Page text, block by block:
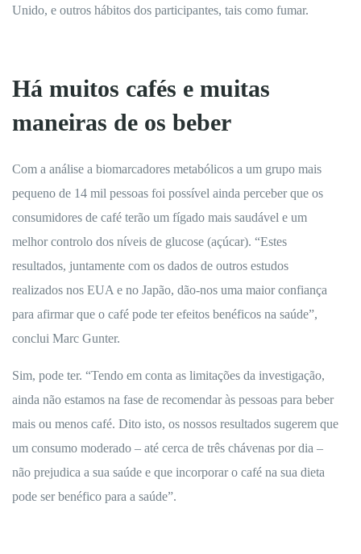
Unido, e outros hábitos dos participantes, tais como fumar.
Há muitos cafés e muitas
maneiras de os beber
Com a análise a biomarcadores metabólicos a um grupo mais
pequeno de 14 mil pessoas foi possível ainda perceber que os
consumidores de café terão um fígado mais saudável e um
melhor controlo dos níveis de glucose (açúcar). “Estes
resultados, juntamente com os dados de outros estudos
realizados nos EUA e no Japão, dão-nos uma maior confiança
para afirmar que o café pode ter efeitos benéficos na saúde”,
conclui Marc Gunter.
Sim, pode ter. “Tendo em conta as limitações da investigação,
ainda não estamos na fase de recomendar às pessoas para beber
mais ou menos café. Dito isto, os nossos resultados sugerem que
um consumo moderado – até cerca de três chávenas por dia –
não prejudica a sua saúde e que incorporar o café na sua dieta
pode ser benéfico para a saúde”.